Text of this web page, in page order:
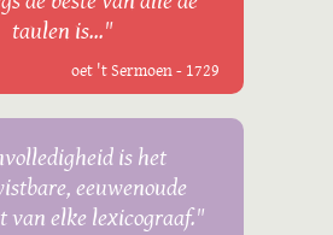
taulen is..."
oet 't Sermoen - 1729
is het
eeuwenoude
van elke lexicograaf."